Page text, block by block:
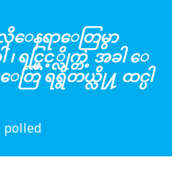
ေနရာေတြမွာ
ရင္ဖြင့္လိုက္တဲ့ အခါ ေ
တြ ရရွိတယ္လို႔ ထင္ပါ
polled